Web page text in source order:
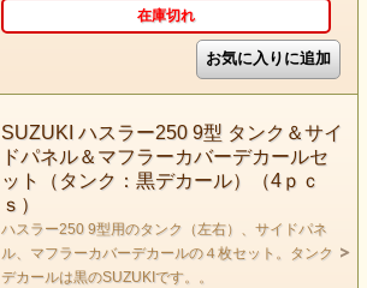
在庫切れ
SUZUKI ハスラー250 9型 タンク＆サイ
ドパネル＆マフラーカバーデカールセ
ット（タンク：黒デカール）（4ｐｃ
ｓ）
ハスラー250 9型用のタンク（左右）、サイドパネ
ル、マフラーカバーデカールの４枚セット。タンク
デカールは黒のSUZUKIです。。